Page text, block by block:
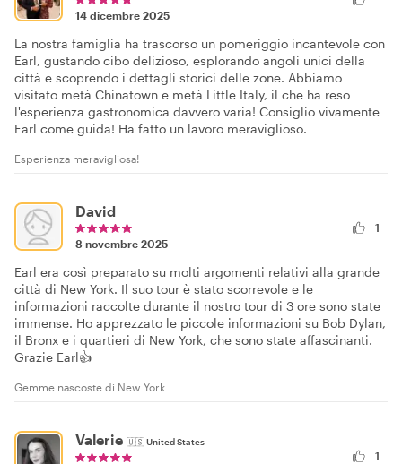
14 dicembre 2025
La nostra famiglia ha trascorso un pomeriggio incantevole con
Earl, gustando cibo delizioso, esplorando angoli unici della
città e scoprendo i dettagli storici delle zone. Abbiamo
visitato metà Chinatown e metà Little Italy, il che ha reso
l'esperienza gastronomica davvero varia! Consiglio vivamente
Earl come guida! Ha fatto un lavoro meraviglioso.
Esperienza meravigliosa!
David
8 novembre 2025
1
Earl era così preparato su molti argomenti relativi alla grande
città di New York. Il suo tour è stato scorrevole e le
informazioni raccolte durante il nostro tour di 3 ore sono state
immense. Ho apprezzato le piccole informazioni su Bob Dylan,
il Bronx e i quartieri di New York, che sono state affascinanti.
Grazie Earl👍
Gemme nascoste di New York
Valerie 🇺🇸United States
1